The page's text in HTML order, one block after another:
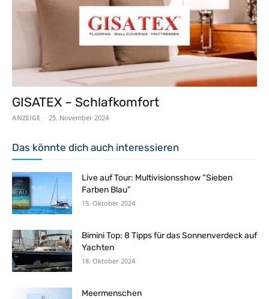
GISATEX – Schlafkomfort
ANZEIGE - 25. November 2024
Das könnte dich auch interessieren
Live auf Tour: Multivisionsshow “Sieben
Farben Blau”
15. Oktober 2024
Bimini Top: 8 Tipps für das Sonnenverdeck auf
Yachten
18. Oktober 2024
Meermenschen